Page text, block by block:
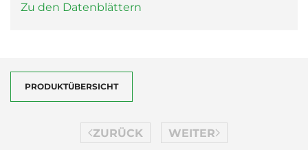
Zu den Datenblättern
PRODUKTÜBERSICHT
ZURÜCK WEITER